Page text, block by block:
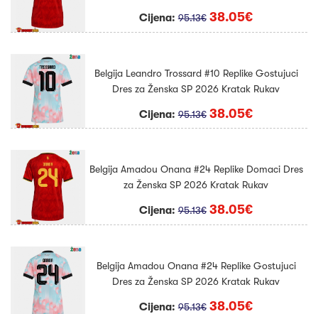
Cijena:95.13€ 38.05€
Belgija Leandro Trossard #10 Replike Gostujuci
Dres za Ženska SP 2026 Kratak Rukav
Cijena:95.13€ 38.05€
Belgija Amadou Onana #24 Replike Domaci Dres
za Ženska SP 2026 Kratak Rukav
Cijena:95.13€ 38.05€
Belgija Amadou Onana #24 Replike Gostujuci
Dres za Ženska SP 2026 Kratak Rukav
Cijena:95.13€ 38.05€